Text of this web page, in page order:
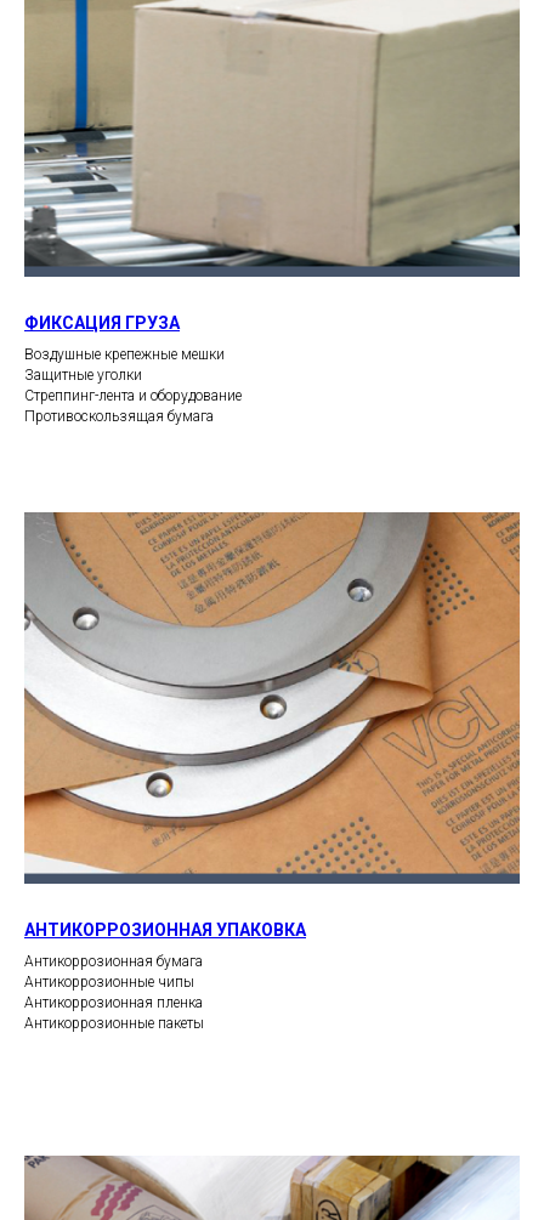
ФИКСАЦИЯ ГРУЗА
Воздушные крепежные мешки
Защитные уголки
Стреппинг-лента и оборудование
Противоскользящая бумага
АНТИКОРРОЗИОННАЯ УПАКОВКА
Антикоррозионная бумага
Антикоррозионные чипы
Антикоррозионная пленка
Антикоррозионные пакеты